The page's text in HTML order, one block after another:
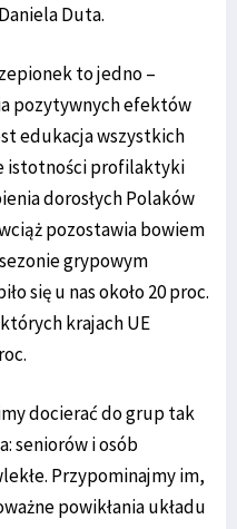
Duta.
to jedno –
pozytywnych efektów
edukacja wszystkich
istotności profilaktyki
dorosłych Polaków
pozostawia bowiem
grypowym
się u nas około 20 proc.
krajach UE
docierać do grup tak
seniorów i osób
Przypominajmy im,
powikłania układu